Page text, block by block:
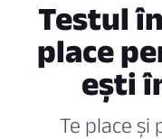
Testul
place
ești
Te place și